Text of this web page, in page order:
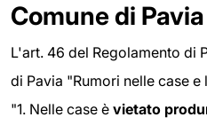
Comune di Pavia
L'art. 46 del Regolamento di
di Pavia "Rumori nelle case
"1. Nelle case è vietato